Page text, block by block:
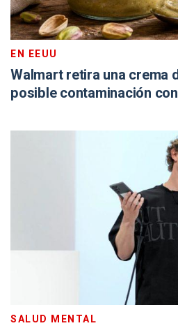
EN EEUU
Walmart retira una crema
posible contaminación
SALUD MENTAL